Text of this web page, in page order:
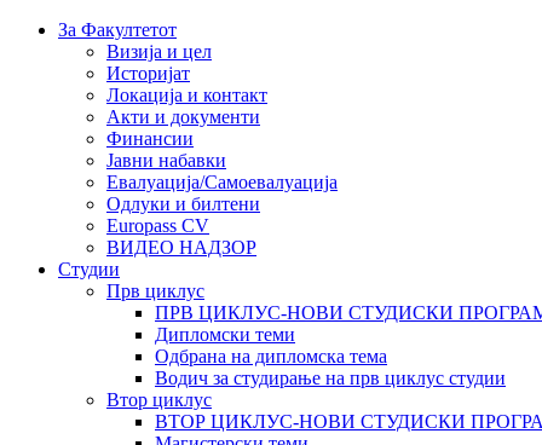
За Факултетот
Визија и цел
Историјат
Локација и контакт
Акти и документи
Финансии
Јавни набавки
Евалуација/Самоевалуација
Одлуки и билтени
Europass CV
ВИДЕО НАДЗОР
Студии
Прв циклус
ПРВ ЦИКЛУС-НОВИ СТУДИСКИ
Дипломски теми
Одбрана на дипломска тема
Водич за студирање на прв циклус студии
Втор циклус
ВТОР ЦИКЛУС-НОВИ СТУДИСКИ